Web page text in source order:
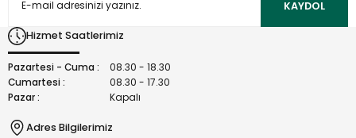
Bu ürüne benzer farklı alternatifler olmalı.
KAYDOL
Hizmet Saatlerimiz
Pazartesi - Cuma :
08.30 - 18.30
Cumartesi :
08.30 - 17.30
Pazar :
Kapalı
Adres Bilgilerimiz